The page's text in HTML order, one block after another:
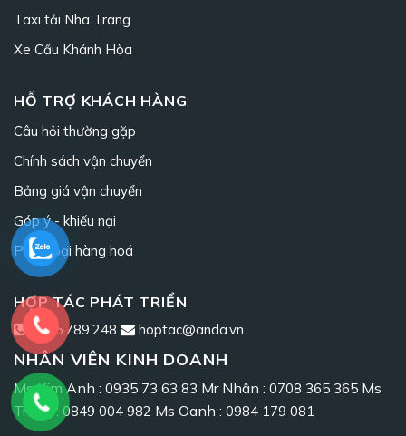
Taxi tải Nha Trang
Xe Cẩu Khánh Hòa
HỖ TRỢ KHÁCH HÀNG
Câu hỏi thường gặp
Chính sách vận chuyển
Bảng giá vận chuyển
Góp ý - khiếu nại
Phân loại hàng hoá
HỢP TÁC PHÁT TRIỂN
0965.789.248 hoptac@anda.vn
NHÂN VIÊN KINH DOANH
Ms Kim Anh : 0935 73 63 83 Mr Nhân : 0708 365 365 Ms
Trang : 0849 004 982 Ms Oanh : 0984 179 081